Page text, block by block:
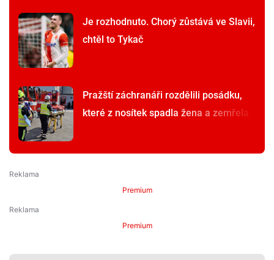
Je rozhodnuto. Chorý zůstává ve Slavii,
chtěl to Tykač
Pražští záchranáři rozdělili posádku,
které z nosítek spadla žena a zemřela
Premium
Premium